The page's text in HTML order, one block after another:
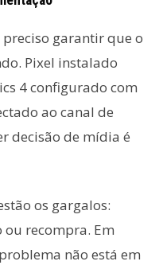
garantir que o
Pixel instalado
4 configurado com
ao canal de
decisão de mídia é
os gargalos:
ou recompra. Em
não está em